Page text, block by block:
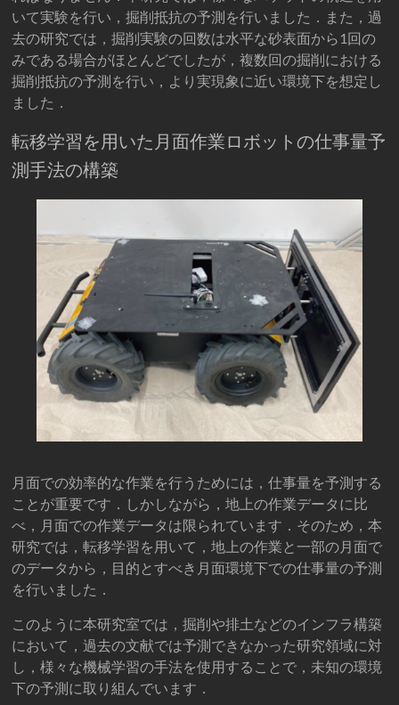
いて実験を行い，掘削抵抗の予測を行いました．また，過
去の研究では，掘削実験の回数は水平な砂表面から1回の
みである場合がほとんどでしたが，複数回の掘削における
掘削抵抗の予測を行い，より実現象に近い環境下を想定し
ました．
転移学習を用いた月面作業ロボットの仕事量予
測手法の構築
月面での効率的な作業を行うためには，仕事量を予測する
ことが重要です．しかしながら，地上の作業データに比
べ，月面での作業データは限られています．そのため，本
研究では，転移学習を用いて，地上の作業と一部の月面で
のデータから，目的とすべき月面環境下での仕事量の予測
を行いました．
このように本研究室では，掘削や排土などのインフラ構築
において，過去の文献では予測できなかった研究領域に対
し，様々な機械学習の手法を使用することで，未知の環境
下の予測に取り組んでいます．